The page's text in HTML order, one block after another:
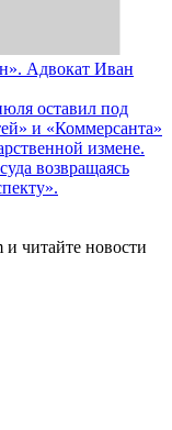
Адвокат Иван
оставил под
и «Коммерсанта»
измене.
возвращаясь
читайте новости